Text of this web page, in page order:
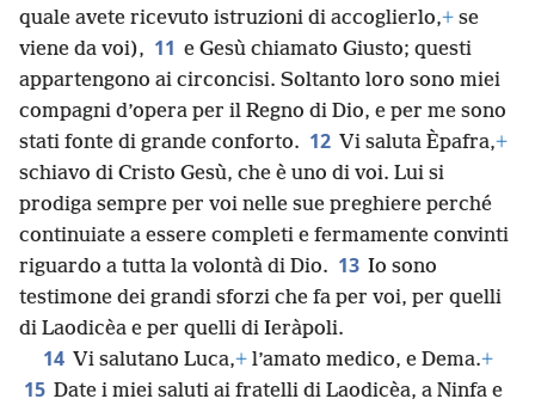
quale avete ricevuto istruzioni di accoglierlo,+ se
viene da voi), 11 e Gesù chiamato Giusto; questi
appartengono ai circoncisi. Soltanto loro sono miei
compagni d’opera per il Regno di Dio, e per me sono
stati fonte di grande conforto. 12 Vi saluta Èpafra,+
schiavo di Cristo Gesù, che è uno di voi. Lui si
prodiga sempre per voi nelle sue preghiere perché
continuiate a essere completi e fermamente convinti
riguardo a tutta la volontà di Dio. 13 Io sono
testimone dei grandi sforzi che fa per voi, per quelli
di Laodicèa e per quelli di Ieràpoli.
14 Vi salutano Luca,+ l’amato medico, e Dema.+
15 Date i miei saluti ai fratelli di Laodicèa, a Ninfa e